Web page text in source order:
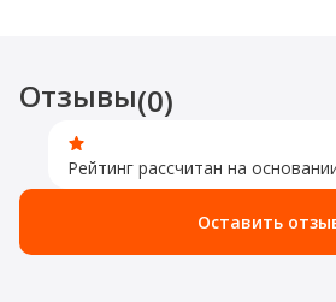
Отзывы(0)
Рейтинг рассчитан на
Оставить